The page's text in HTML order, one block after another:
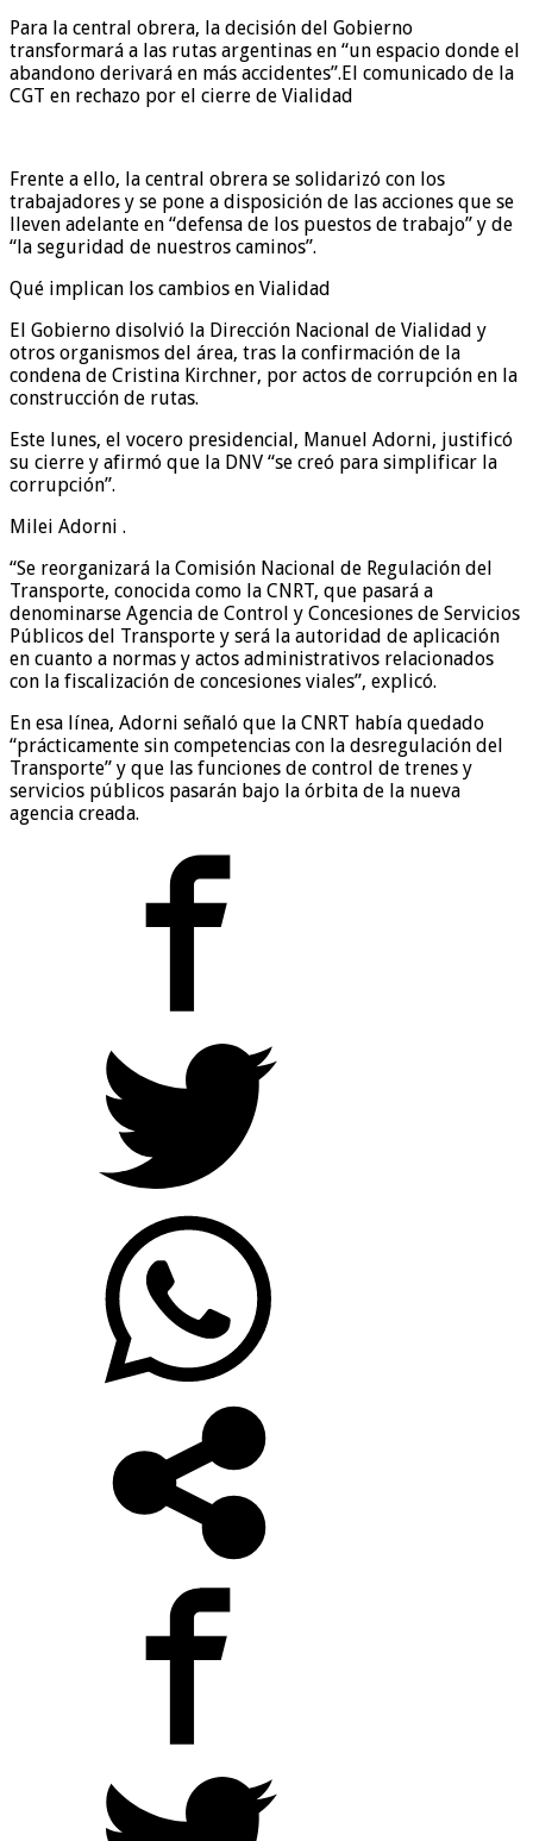
Para la central obrera, la decisión del Gobierno
transformará a las rutas argentinas en “un espacio donde el
abandono derivará en más accidentes”.El comunicado de la
CGT en rechazo por el cierre de Vialidad
Frente a ello, la central obrera se solidarizó con los
trabajadores y se pone a disposición de las acciones que se
lleven adelante en “defensa de los puestos de trabajo” y de
“la seguridad de nuestros caminos”.
Qué implican los cambios en Vialidad
El Gobierno disolvió la Dirección Nacional de Vialidad y
otros organismos del área, tras la confirmación de la
condena de Cristina Kirchner, por actos de corrupción en la
construcción de rutas.
Este lunes, el vocero presidencial, Manuel Adorni, justificó
su cierre y afirmó que la DNV “se creó para simplificar la
corrupción”.
Milei Adorni .
“Se reorganizará la Comisión Nacional de Regulación del
Transporte, conocida como la CNRT, que pasará a
denominarse Agencia de Control y Concesiones de Servicios
Públicos del Transporte y será la autoridad de aplicación
en cuanto a normas y actos administrativos relacionados
con la fiscalización de concesiones viales”, explicó.
En esa línea, Adorni señaló que la CNRT había quedado
“prácticamente sin competencias con la desregulación del
Transporte” y que las funciones de control de trenes y
servicios públicos pasarán bajo la órbita de la nueva
agencia creada.